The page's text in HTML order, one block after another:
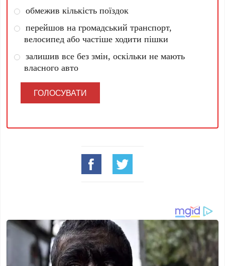
обмежив кількість поїздок
перейшов на громадський транспорт,
велосипед або частіше ходити пішки
залишив все без змін, оскільки не мають
власного авто